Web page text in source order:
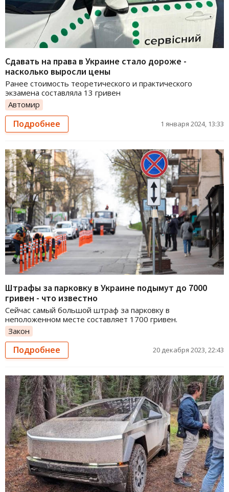
Сдавать на права в Украине стало дороже -
насколько выросли цены
Ранее стоимость теоретического и практического
экзамена составляла 13 гривен
Автомир
Подробнее 1 января 2024, 13:33
Штрафы за парковку в Украине подымут до 7000
гривен - что известно
Сейчас самый большой штраф за парковку в
неположенном месте составляет 1700 гривен.
Закон
Подробнее 20 декабря 2023, 22:43